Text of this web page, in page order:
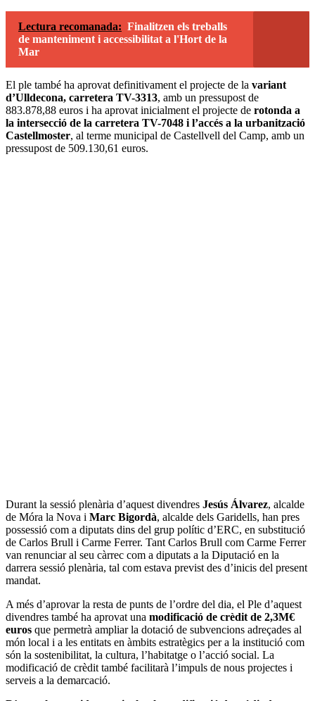
Lectura recomanada: Finalitzen els treballs
de manteniment i accessibilitat a l'Hort de la
Mar
El ple també ha aprovat definitivament el projecte de la variant
d’Ulldecona, carretera TV-3313, amb un pressupost de
883.878,88 euros i ha aprovat inicialment el projecte de rotonda a
la intersecció de la carretera TV-7048 i l’accés a la urbanització
Castellmoster, al terme municipal de Castellvell del Camp, amb un
pressupost de 509.130,61 euros.
Durant la sessió plenària d’aquest divendres Jesús Álvarez, alcalde
de Móra la Nova i Marc Bigordà, alcalde dels Garidells, han pres
possessió com a diputats dins del grup polític d’ERC, en substitució
de Carlos Brull i Carme Ferrer. Tant Carlos Brull com Carme Ferrer
van renunciar al seu càrrec com a diputats a la Diputació en la
darrera sessió plenària, tal com estava previst des d’inicis del present
mandat.
A més d’aprovar la resta de punts de l’ordre del dia, el Ple d’aquest
divendres també ha aprovat una modificació de crèdit de 2,3M€
euros que permetrà ampliar la dotació de subvencions adreçades al
món local i a les entitats en àmbits estratègics per a la institució com
són la sostenibilitat, la cultura, l’habitatge o l’acció social. La
modificació de crèdit també facilitarà l’impuls de nous projectes i
serveis a la demarcació.